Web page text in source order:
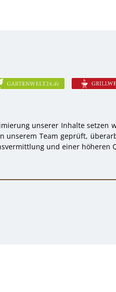
unserer Inhalte setzen
unserem Team geprüft,
und einer höheren